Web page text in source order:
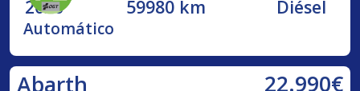
2020 59980 km Diésel
Automático
Abarth 22.990€